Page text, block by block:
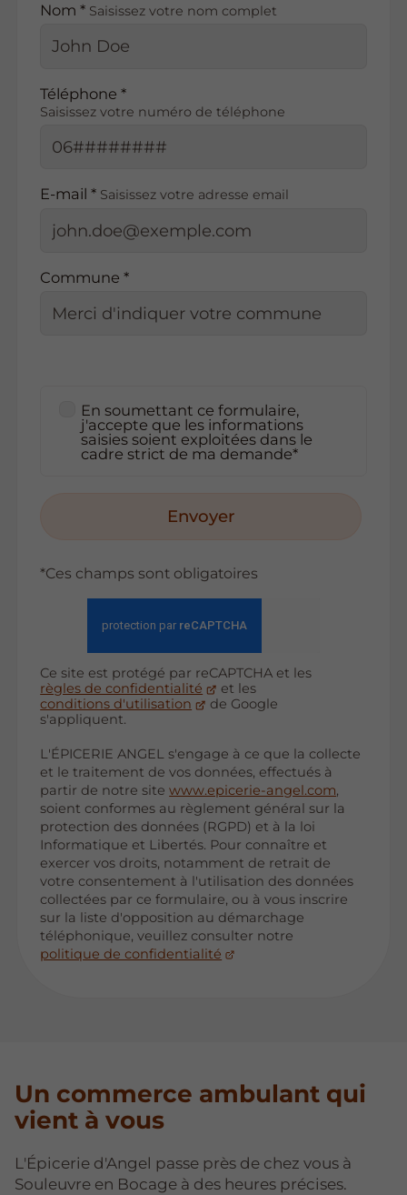
Nom * Saisissez votre nom complet
Téléphone *
Saisissez votre numéro de téléphone
E-mail * Saisissez votre adresse email
Commune *
En soumettant ce formulaire,
j'accepte que les informations
saisies soient exploitées dans le
cadre strict de ma demande*
Envoyer
*Ces champs sont obligatoires
Ce site est protégé par reCAPTCHA et les
règles de confidentialité
et les
conditions d'utilisation
de Google
s'appliquent.
L'ÉPICERIE ANGEL s'engage à ce que la collecte
et le traitement de vos données, effectués à
partir de notre sitewww.epicerie-angel.com,
soient conformes au règlement général sur la
protection des données (RGPD) et à la loi
Informatique et Libertés. Pour connaître et
exercer vos droits, notamment de retrait de
votre consentement à l'utilisation des données
collectées par ce formulaire, ou à vous inscrire
sur la liste d'opposition au démarchage
téléphonique, veuillez consulter notre
politique de confidentialité
Un commerce ambulant qui
vient à vous
L'Épicerie d'Angel passe près de chez vous à
Souleuvre en Bocage à des heures précises.